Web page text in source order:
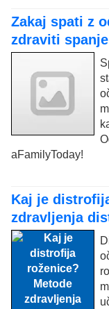
Zakaj spati z
zdraviti
aFamilyToday!
Kaj je
zdravljenja